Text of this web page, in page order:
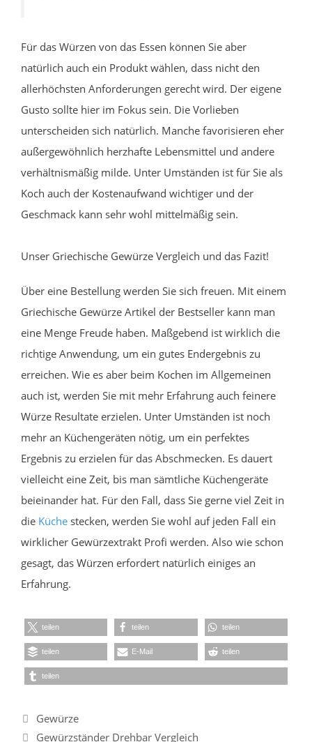
Für das Würzen von das Essen können Sie aber
natürlich auch ein Produkt wählen, dass nicht den
allerhöchsten Anforderungen gerecht wird. Der eigene
Gusto sollte hier im Fokus sein. Die Vorlieben
unterscheiden sich natürlich. Manche favorisieren eher
außergewöhnlich herzhafte Lebensmittel und andere
verhältnismäßig milde. Unter Umständen ist für Sie als
Koch auch der Kostenaufwand wichtiger und der
Geschmack kann sehr wohl mittelmäßig sein.
Unser Griechische Gewürze Vergleich und das Fazit!
Über eine Bestellung werden Sie sich freuen. Mit einem
Griechische Gewürze Artikel der Bestseller kann man
eine Menge Freude haben. Maßgebend ist wirklich die
richtige Anwendung, um ein gutes Endergebnis zu
erreichen. Wie es aber beim Kochen im Allgemeinen
auch ist, werden Sie mit mehr Erfahrung auch feinere
Würze Resultate erzielen. Unter Umständen ist noch
mehr an Küchengeräten nötig, um ein perfektes
Ergebnis zu erzielen für das Abschmecken. Es dauert
vielleicht eine Zeit, bis man sämtliche Küchengeräte
beieinander hat. Für den Fall, dass Sie gerne viel Zeit in
die Küche stecken, werden Sie wohl auf jeden Fall ein
wirklicher Gewürzextrakt Profi werden. Also wie schon
gesagt, das Würzen erfordert natürlich einiges an
Erfahrung.
teilen teilen teilen
teilen E-Mail teilen
teilen
Kategorien
Gewürze
Gewürzständer Drehbar Vergleich